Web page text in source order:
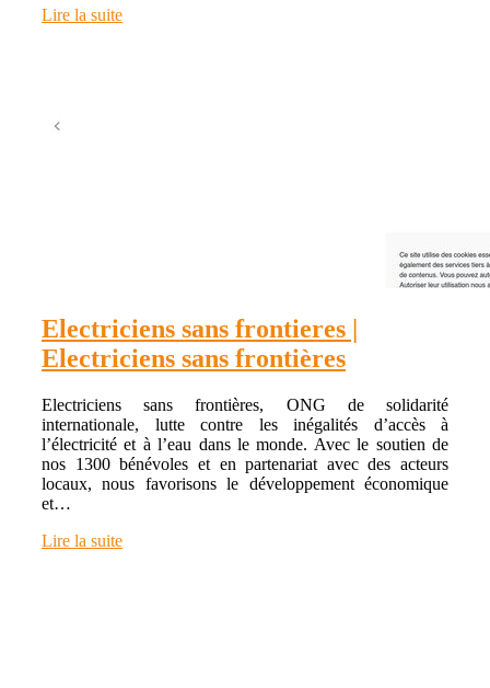
Lire la suite
Electri­ciens sans frontieres |
Electri­ciens sans frontières
Electriciens sans frontières, ONG de solidarité
internationale, lutte contre les inégalités d’accès à
l’électricité et à l’eau dans le monde. Avec le soutien de
nos 1300 bénévoles et en partenariat avec des acteurs
locaux, nous favorisons le développement économique
et…
Lire la suite